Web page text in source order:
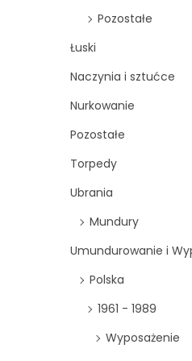
Pozostałe
Łuski
Naczynia i sztućce
Nurkowanie
Pozostałe
Torpedy
Ubrania
Mundury
Umundurowanie i
Polska
1961 - 1989
Wyposażenie